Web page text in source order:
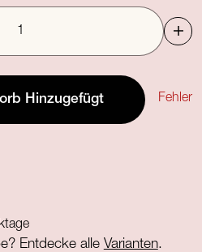
Hinzugefügt Fehler
Entdecke alle Varianten.